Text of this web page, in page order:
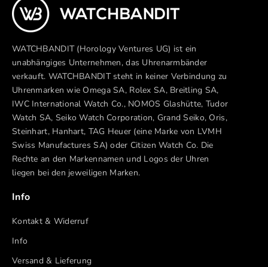
WATCHBANDIT (Horology Ventures UG) ist ein
unabhängiges Unternehmen, das Uhrenarmbänder
verkauft. WATCHBANDIT steht in keiner Verbindung zu
Uhrenmarken wie Omega SA, Rolex SA, Breitling SA,
IWC International Watch Co., NOMOS Glashütte, Tudor
Watch SA, Seiko Watch Corporation, Grand Seiko, Oris,
Steinhart, Hanhart, TAG Heuer (eine Marke von LVMH
Swiss Manufactures SA) oder Citizen Watch Co. Die
Rechte an den Markennamen und Logos der Uhren
liegen bei den jeweiligen Marken.
Info
Kontakt & Widerruf
Info
Versand & Lieferung